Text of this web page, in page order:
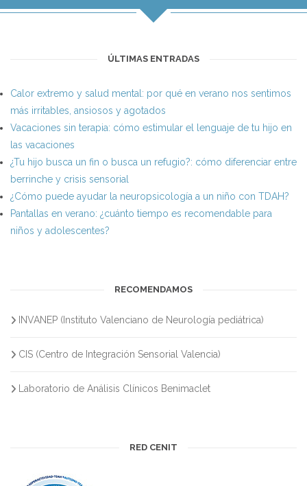
ÚLTIMAS ENTRADAS
Calor extremo y salud mental: por qué en verano nos sentimos
más irritables, ansiosos y agotados
Vacaciones sin terapia: cómo estimular el lenguaje de tu hijo en
las vacaciones
¿Tu hijo busca un fin o busca un refugio?: cómo diferenciar entre
berrinche y crisis sensorial
¿Cómo puede ayudar la neuropsicología a un niño con TDAH?
Pantallas en verano: ¿cuánto tiempo es recomendable para
niños y adolescentes?
RECOMENDAMOS
INVANEP (Instituto Valenciano de Neurología pediátrica)
CIS (Centro de Integración Sensorial Valencia)
Laboratorio de Análisis Clínicos Benimaclet
RED CENIT